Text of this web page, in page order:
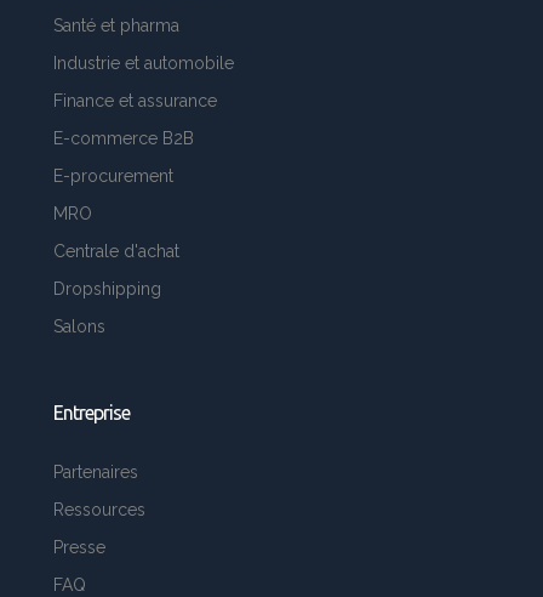
Santé et pharma
Industrie et automobile
Finance et assurance
E-commerce B2B
E-procurement
MRO
Centrale d'achat
Dropshipping
Salons
Entreprise
Partenaires
Ressources
Presse
FAQ